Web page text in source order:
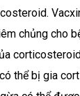
chủng cho
thể bị gia